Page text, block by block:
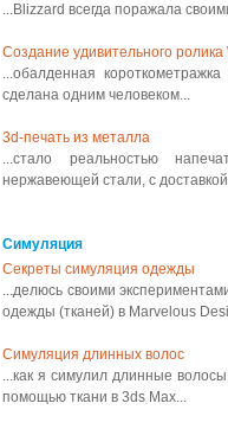
...Blizzard всегда поражала
Создание удивительного
...обалденная
сделана одним человеком...
3d-печать из металла
...стало реальностью
нержавеющей стали, с
Симуляция
Секреты симуляция одежды
...делюсь своими
одежды (тканей) в Marvelous
Симуляция длинных волос
...как я симулил длинные
помощью ткани в 3ds Max...